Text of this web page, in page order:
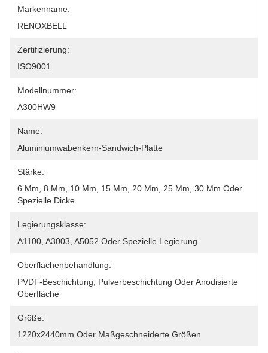
Markenname:
RENOXBELL
Zertifizierung:
ISO9001
Modellnummer:
A300HW9
Name:
Aluminiumwabenkern-Sandwich-Platte
Stärke:
6 Mm, 8 Mm, 10 Mm, 15 Mm, 20 Mm, 25 Mm, 30 Mm Oder
Spezielle Dicke
Legierungsklasse:
A1100, A3003, A5052 Oder Spezielle Legierung
Oberflächenbehandlung:
PVDF-Beschichtung, Pulverbeschichtung Oder Anodisierte
Oberfläche
Größe:
1220x2440mm Oder Maßgeschneiderte Größen